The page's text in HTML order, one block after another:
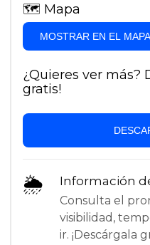
🗺 Mapa
MOSTRAR EN EL MAPA
¿Quieres ver más?
gratis!
🌦 Información
Consulta el
visibilidad,
ir. ¡Descárgala